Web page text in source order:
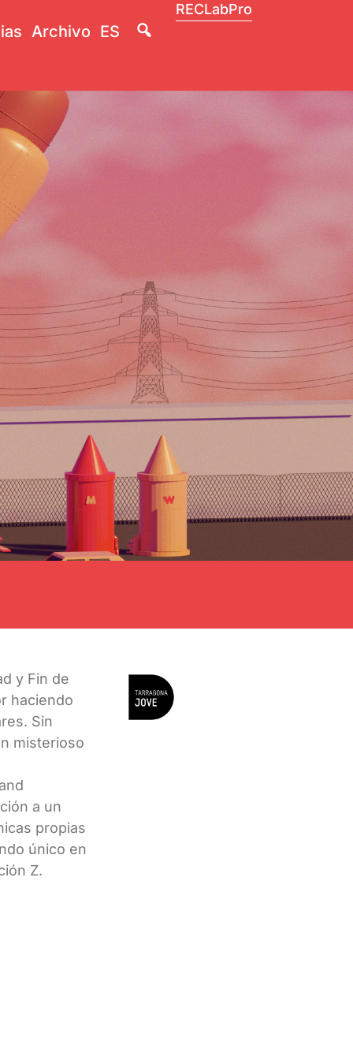
Archivo ES
RECLabPro
y Fin de
haciendo
Sin
misterioso
a un
propias
único en
Z.